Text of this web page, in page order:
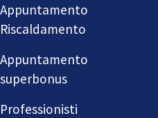
Appuntamento
Riscaldamento
Appuntamento
superbonus
Professionisti